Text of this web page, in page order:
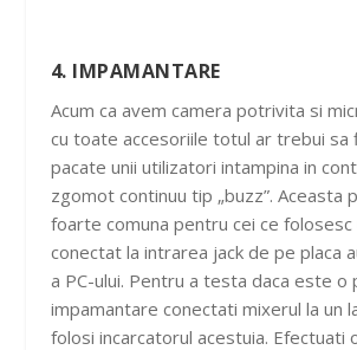
4. IMPAMANTARE
Acum ca avem camera potrivita si
cu toate accesoriile totul ar trebui sa
pacate unii utilizatori intampina in
zgomot continuu tip „buzz”. Aceasta
foarte comuna pentru cei ce folosesc
conectat la intrarea jack de pe placa
a PC-ului. Pentru a testa daca este o
impamantare conectati mixerul la un
folosi incarcatorul acestuia. Efectuati